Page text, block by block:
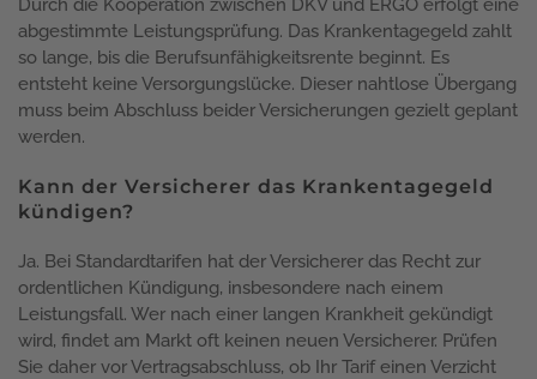
Durch die Kooperation zwischen DKV und ERGO erfolgt eine
abgestimmte Leistungsprüfung. Das Krankentagegeld zahlt
so lange, bis die Berufsunfähigkeitsrente beginnt. Es
entsteht keine Versorgungslücke. Dieser nahtlose Übergang
muss beim Abschluss beider Versicherungen gezielt geplant
werden.
Kann der Versicherer das Krankentagegeld
kündigen?
Ja. Bei Standardtarifen hat der Versicherer das Recht zur
ordentlichen Kündigung, insbesondere nach einem
Leistungsfall. Wer nach einer langen Krankheit gekündigt
wird, findet am Markt oft keinen neuen Versicherer. Prüfen
Sie daher vor Vertragsabschluss, ob Ihr Tarif einen Verzicht